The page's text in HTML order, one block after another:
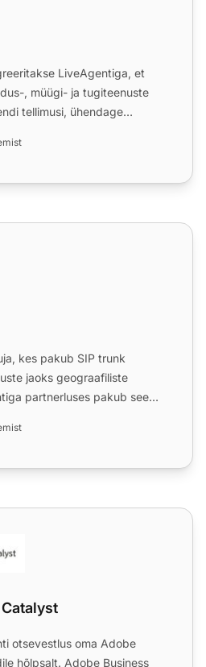
LiveAgentiga, et
, müügi- ja tugiteenuste
tellimusi, ühendage
kes pakub SIP trunk
jaoks geograafiliste
partnerluses pakub see
otsevestlus oma Adobe
hõlpsalt. Adobe Business